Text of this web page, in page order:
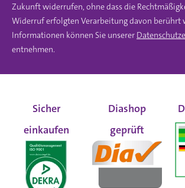
Zukunft widerrufen, ohne dass die
Widerruf erfolgten Verarbeitung davon berührt
Informationen können Sie unserer
entnehmen.
Sicher
einkaufen
Diashop
geprüft